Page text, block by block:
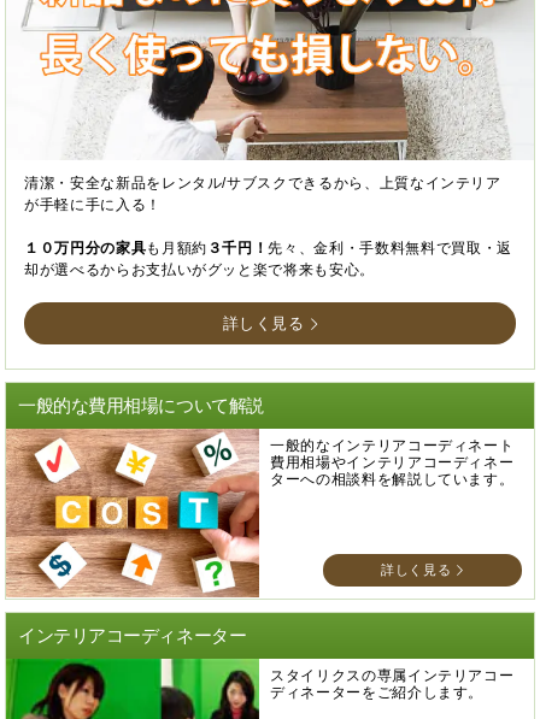
清潔・安全な新品をレンタル/サブスクできるから、上質なインテリア
が手軽に手に入る！
１０万円分の家具も月額約 ３千円！先々、金利・手数料無料で買取・返
却が選べるからお支払いがグッと楽で将来も安心。
詳しく見る
一般的な費用相場について解説
一般的なインテリアコーディネート
費用相場やインテリアコーディネー
ターへの相談料を解説しています。
詳しく見る
インテリアコーディネーター
スタイリクスの専属インテリアコー
ディネーターをご紹介します。